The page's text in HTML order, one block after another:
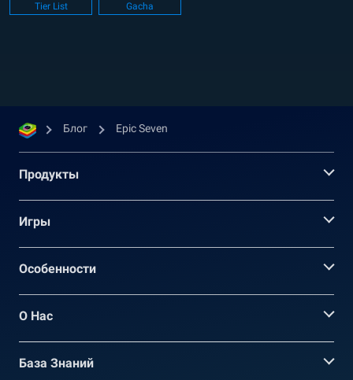
разработанная и изданная Smilegate, на
Tier List
Gacha
Блог Epic Seven
Продукты
Игры
Oсобенности
О Нас
База Знаний